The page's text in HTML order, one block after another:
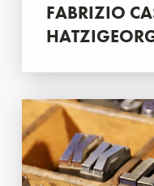
FABRIZIO